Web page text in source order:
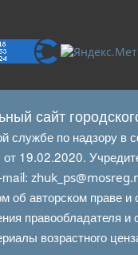
сайт
службе по надзору
об авторском
правообладателя и
возрастного